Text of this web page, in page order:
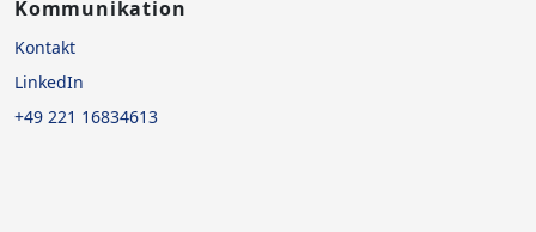
Kommunikation
Kontakt
LinkedIn
+49 221 16834613